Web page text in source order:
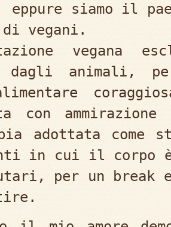
siamo il
vegani.
dagli animali,
con
adottata
in cui il corpo
per un break